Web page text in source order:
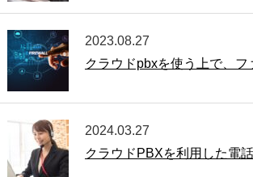
2023.08.27
クラウドpbxを使う上で、
2024.03.27
クラウドPBXを利用した電